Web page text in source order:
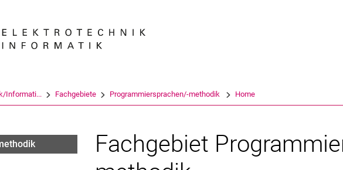
Suchbegriff
Informati... Fachgebiete Programmiersprachen/-methodik Home
Fachgebiet